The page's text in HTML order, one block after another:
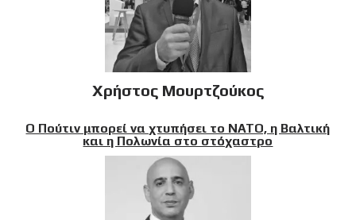
Χρήστος Μουρτζούκος
Ο Πούτιν μπορεί να χτυπήσει το ΝΑΤΟ, η Βαλτική
και η Πολωνία στο στόχαστρο